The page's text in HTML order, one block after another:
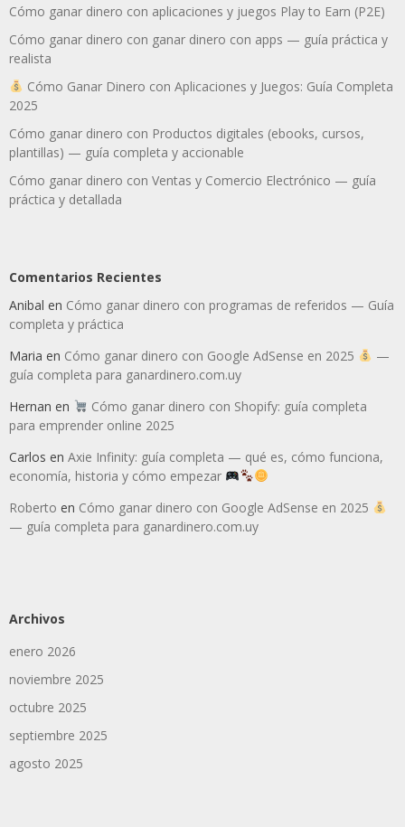
Cómo ganar dinero con aplicaciones y juegos Play to Earn (P2E)
Cómo ganar dinero con ganar dinero con apps — guía práctica y
realista
Cómo Ganar Dinero con Aplicaciones y Juegos: Guía Completa
2025
Cómo ganar dinero con Productos digitales (ebooks, cursos,
plantillas) — guía completa y accionable
Cómo ganar dinero con Ventas y Comercio Electrónico — guía
práctica y detallada
Comentarios Recientes
Anibal en Cómo ganar dinero con programas de referidos — Guía
completa y práctica
Maria en Cómo ganar dinero con Google AdSense en 2025
—
guía completa para ganardinero.com.uy
Hernan en
Cómo ganar dinero con Shopify: guía completa
para emprender online 2025
Carlos en Axie Infinity: guía completa — qué es, cómo funciona,
economía, historia y cómo empezar
Roberto en Cómo ganar dinero con Google AdSense en 2025
— guía completa para ganardinero.com.uy
Archivos
enero 2026
noviembre 2025
octubre 2025
septiembre 2025
agosto 2025